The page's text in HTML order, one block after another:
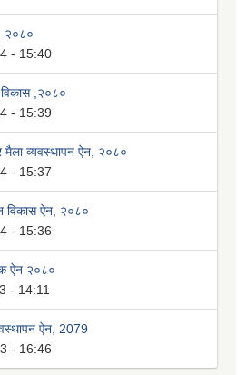
२०८०
- 15:40
,२०८०
- 15:39
मैला व्यवस्थापन ऐन, २०८०
- 15:37
विकास ऐन, २०८०
- 15:36
ऐन २०८०
- 14:11
ऐन, 2079
- 16:46